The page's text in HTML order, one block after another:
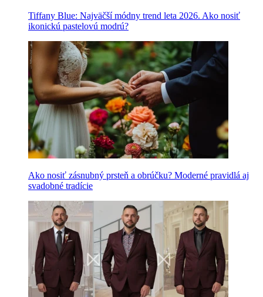
Tiffany Blue: Najväčší módny trend leta 2026. Ako nosiť
ikonickú pastelovú modrú?
Ako nosiť zásnubný prsteň a obrúčku? Moderné pravidlá aj
svadobné tradície